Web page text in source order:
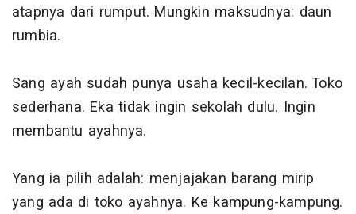
atapnya dari rumput. Mungkin maksudnya: daun
rumbia.
Sang ayah sudah punya usaha kecil-kecilan. Toko
sederhana. Eka tidak ingin sekolah dulu. Ingin
membantu ayahnya.
Yang ia pilih adalah: menjajakan barang mirip
yang ada di toko ayahnya. Ke kampung-kampung.